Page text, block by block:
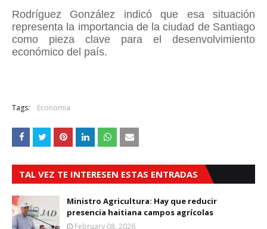
Rodríguez González indicó que esa situación
representa la importancia de la ciudad de Santiago
como pieza clave para el desenvolvimiento
económico del país.
Tags: Economia
TAL VEZ TE INTERESEN ESTAS ENTRADAS
Ministro Agricultura: Hay que reducir
presencia haitiana campos agrícolas
February 08, 2026